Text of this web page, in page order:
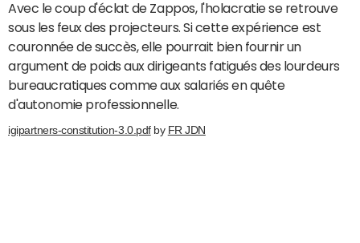
Avec le coup d'éclat de Zappos, l'holacratie se retrouve
sous les feux des projecteurs. Si cette expérience est
couronnée de succès, elle pourrait bien fournir un
argument de poids aux dirigeants fatigués des lourdeurs
bureaucratiques comme aux salariés en quête
d'autonomie professionnelle.
igipartners-constitution-3.0.pdfby FR JDN